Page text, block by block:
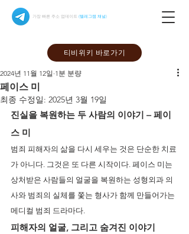
가장 빠른 주소 업데이트 (텔레그램 채널)
티비위키 바로가기
페이스 미
2024년 11월 12일 1분 분량
최종 수정일: 2025년 3월 19일
진실을 복원하는 두 사람의 이야기 – 페이
스 미
범죄 피해자의 삶을 다시 세우는 것은 단순한 치료
가 아니다. 그것은 또 다른 시작이다. 페이스 미는
상처받은 사람들의 얼굴을 복원하는 성형외과 의
사와 범죄의 실체를 쫓는 형사가 함께 만들어가는
메디컬 범죄 드라마다.
피해자의 얼굴, 그리고 숨겨진 이야기